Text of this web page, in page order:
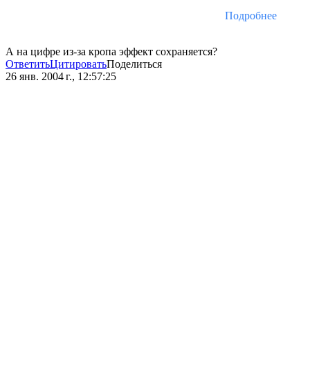
Подробнее
А на цифре из-за кропа эффект сохраняется?
ОтветитьЦитироватьПоделиться
26 янв. 2004 г., 12:57:25